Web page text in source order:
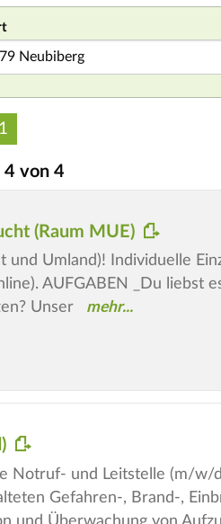
1
4 von 4
(Raum MUE)
Umland)! Individuelle
AUFGABEN _Du liebst
Unser
Notruf- und Leitstelle (m/w/
Gefahren-, Brand-,
Überwachung von